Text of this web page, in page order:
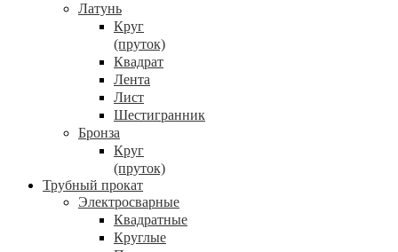
Латунь
Круг
(пруток)
Квадрат
Лента
Лист
Шестигранник
Бронза
Круг
(пруток)
Трубный прокат
Электросварные
Квадратные
Круглые